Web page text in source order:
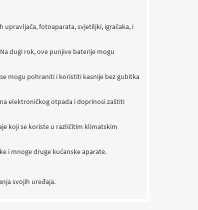
upravljača, fotoaparata, svjetiljki, igračaka, i
dugi rok, ove punjive baterije mogu
mogu pohraniti i koristiti kasnije bez gubitka
elektroničkog otpada i doprinosi zaštiti
koji se koriste u različitim klimatskim
i mnoge druge kućanske aparate.
svojih uređaja.